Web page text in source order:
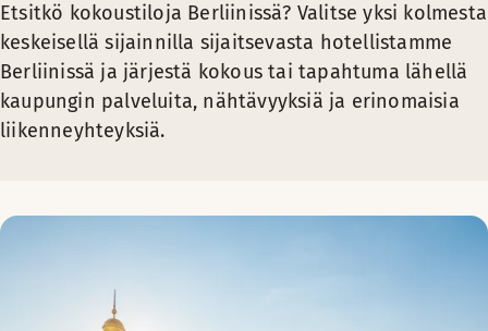
Etsitkö kokoustiloja Berliinissä? Valitse yksi kolmesta
keskeisellä sijainnilla sijaitsevasta hotellistamme
Berliinissä ja järjestä kokous tai tapahtuma lähellä
kaupungin palveluita, nähtävyyksiä ja erinomaisia
liikenneyhteyksiä.